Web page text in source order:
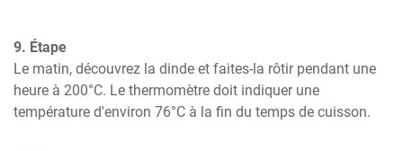
9. Étape
Le matin, découvrez la dinde et faites-la rôtir pendant une
heure à 200°C. Le thermomètre doit indiquer une
température d'environ 76°C à la fin du temps de cuisson.